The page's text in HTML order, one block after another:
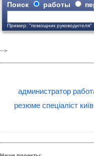
Поиск работы
Пример: "помощник руководителя"
-->
администратор
резюме спеціаліст київ